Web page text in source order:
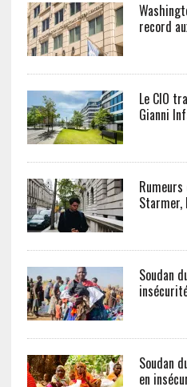
record
Le CIO
Gianni
Starmer,
Soudan
Soudan
en